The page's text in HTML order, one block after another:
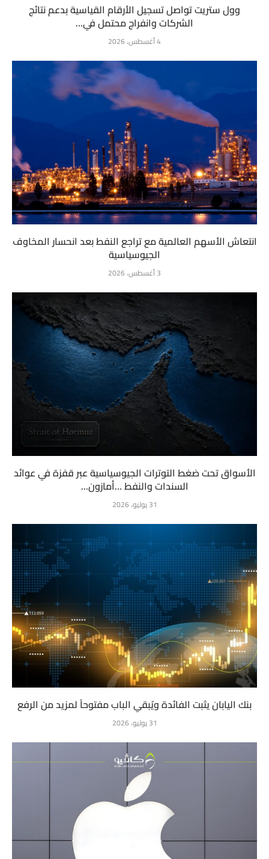
وول ستريت تواصل تسجيل الأرقام القياسية بدعم نتائج
الشركات وانفراج محتمل في...
4 أغسطس، 2026
انتعاش الأسهم العالمية مع تراجع النفط بعد انحسار المخاوف
الجيوسياسية
3 أغسطس، 2026
الأسواق تحت ضغط التوترات الجيوسياسية عبر قفزة في عوائد
السندات والنفط …أمازون...
31 يوليو، 2026
بنك اليابان يثبت الفائدة ويُبقي الباب مفتوحاً لمزيد من الرفع
31 يوليو، 2026